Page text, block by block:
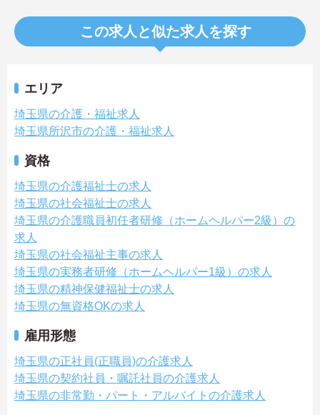
この求人と似た求人を探す
エリア
埼玉県の介護・福祉求人
埼玉県所沢市の介護・福祉求人
資格
埼玉県の介護福祉士の求人
埼玉県の社会福祉士の求人
埼玉県の介護職員初任者研修（ホームヘルパー2級）の
求人
埼玉県の社会福祉主事の求人
埼玉県の実務者研修（ホームヘルパー1級）の求人
埼玉県の精神保健福祉士の求人
埼玉県の無資格OKの求人
雇用形態
埼玉県の正社員(正職員)の介護求人
埼玉県の契約社員・嘱託社員の介護求人
埼玉県の非常勤・パート・アルバイトの介護求人